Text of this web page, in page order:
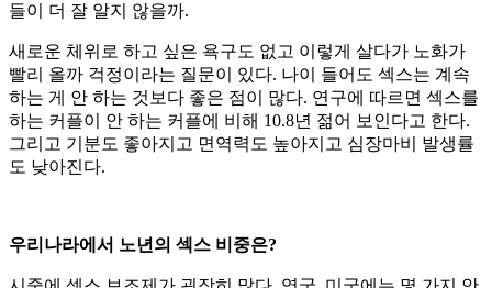
들이 더 잘 알지 않을까.
새로운 체위로 하고 싶은 욕구도 없고 이렇게 살다가 노화가
빨리 올까 걱정이라는 질문이 있다. 나이 들어도 섹스는 계속
하는 게 안 하는 것보다 좋은 점이 많다. 연구에 따르면 섹스를
하는 커플이 안 하는 커플에 비해 10.8년 젊어 보인다고 한다.
그리고 기분도 좋아지고 면역력도 높아지고 심장마비 발생률
도 낮아진다.
우리나라에서 노년의 섹스 비중은?